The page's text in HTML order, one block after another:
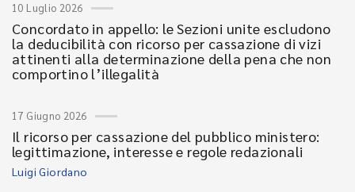
10 Luglio 2026
Concordato in appello: le Sezioni unite escludono
la deducibilità con ricorso per cassazione di vizi
attinenti alla determinazione della pena che non
comportino l’illegalità
17 Giugno 2026
Il ricorso per cassazione del pubblico ministero:
legittimazione, interesse e regole redazionali
Luigi Giordano